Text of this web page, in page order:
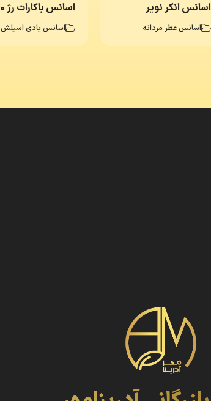
اسانس باکارات رژ 540
اسانس بادی اسپلش
اسانس انکر نویر
اسانس عطر مردانه